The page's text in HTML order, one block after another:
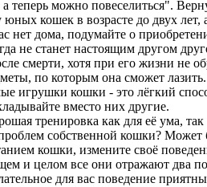
можно повеселиться".
кошек в возрасте до двух
нет дома, подумайте о
станет настоящим другом
смерти, хотя при его жизни не
по которым она сможет
игрушки кошки - это лёгкий
вместо них другие.
тренировка как для её ума,
собственной кошки?
кошки, измените своё
и целом все они отражают два
для вас поведение